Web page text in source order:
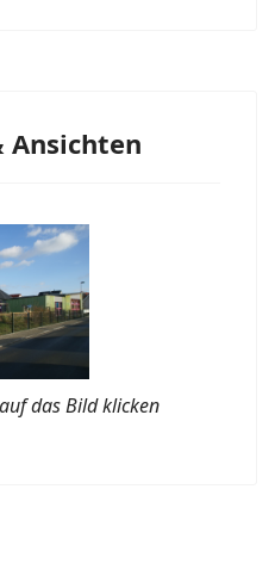
Ansichten
das Bild klicken